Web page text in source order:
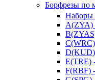
Борфрезы по
Наборы
A(ZYA)
D(KUD)
E(TRE)
F(RBF)